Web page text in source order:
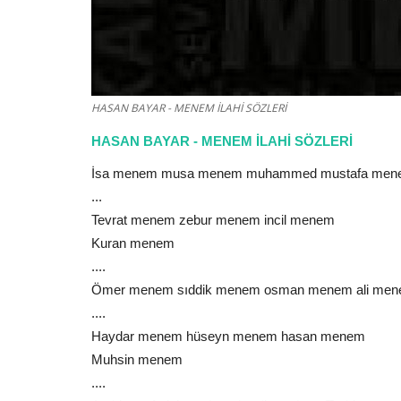
HASAN BAYAR - MENEM İLAHİ SÖZLERİ
HASAN BAYAR - MENEM İLAHİ SÖZLERİ
İsa menem musa menem muhammed mustafa
...
Tevrat menem zebur menem incil menem
Kuran menem
....
Ömer menem sıddik menem osman menem ali
....
Haydar menem hüseyn menem hasan menem
Muhsin menem
....
gösterenlere
Herkes senin başarısızlığını konuşurken
görünmediğin koltukla saygı...